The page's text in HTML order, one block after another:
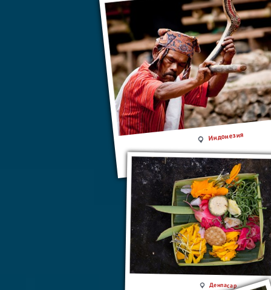
Индонезия
Денпасар